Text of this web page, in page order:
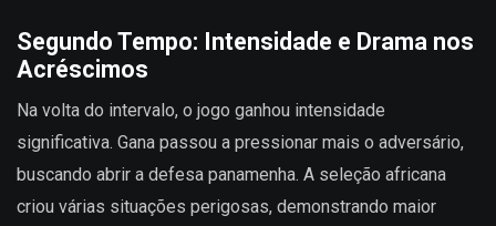
Segundo Tempo: Intensidade e Drama nos
Acréscimos
Na volta do intervalo, o jogo ganhou intensidade
significativa. Gana passou a pressionar mais o adversário,
buscando abrir a defesa panamenha. A seleção africana
criou várias situações perigosas, demonstrando maior